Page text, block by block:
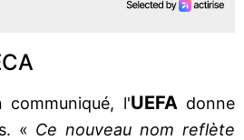
l'UEFA donne
« Ce nouveau nom reflète